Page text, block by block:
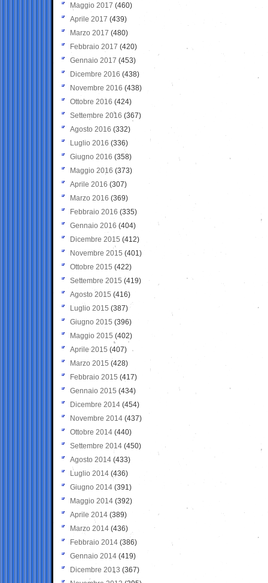
Maggio 2017 (460)
Aprile 2017 (439)
Marzo 2017 (480)
Febbraio 2017 (420)
Gennaio 2017 (453)
Dicembre 2016 (438)
Novembre 2016 (438)
Ottobre 2016 (424)
Settembre 2016 (367)
Agosto 2016 (332)
Luglio 2016 (336)
Giugno 2016 (358)
Maggio 2016 (373)
Aprile 2016 (307)
Marzo 2016 (369)
Febbraio 2016 (335)
Gennaio 2016 (404)
Dicembre 2015 (412)
Novembre 2015 (401)
Ottobre 2015 (422)
Settembre 2015 (419)
Agosto 2015 (416)
Luglio 2015 (387)
Giugno 2015 (396)
Maggio 2015 (402)
Aprile 2015 (407)
Marzo 2015 (428)
Febbraio 2015 (417)
Gennaio 2015 (434)
Dicembre 2014 (454)
Novembre 2014 (437)
Ottobre 2014 (440)
Settembre 2014 (450)
Agosto 2014 (433)
Luglio 2014 (436)
Giugno 2014 (391)
Maggio 2014 (392)
Aprile 2014 (389)
Marzo 2014 (436)
Febbraio 2014 (386)
Gennaio 2014 (419)
Dicembre 2013 (367)